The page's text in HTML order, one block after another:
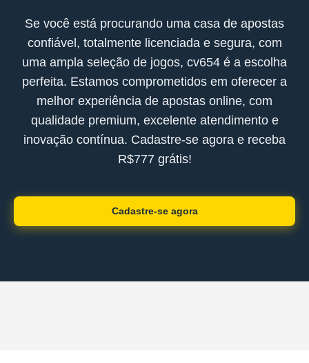
Se você está procurando uma casa de apostas
confiável, totalmente licenciada e segura, com
uma ampla seleção de jogos, cv654 é a escolha
perfeita. Estamos comprometidos em oferecer a
melhor experiência de apostas online, com
qualidade premium, excelente atendimento e
inovação contínua. Cadastre-se agora e receba
R$777 grátis!
Cadastre-se agora